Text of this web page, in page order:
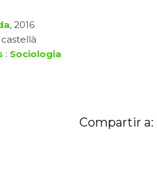
, 2016
castellà
: Sociologia
Compartir a: